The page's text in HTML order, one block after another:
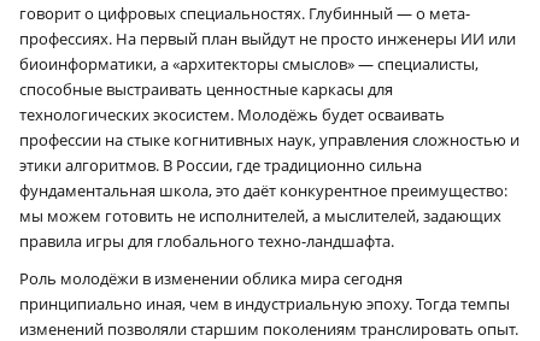
говорит о цифровых специальностях. Глубинный — о мета-
профессиях. На первый план выйдут не просто инженеры ИИ или
биоинформатики, а «архитекторы смыслов» — специалисты,
способные выстраивать ценностные каркасы для
технологических экосистем. Молодёжь будет осваивать
профессии на стыке когнитивных наук, управления сложностью и
этики алгоритмов. В России, где традиционно сильна
фундаментальная школа, это даёт конкурентное преимущество:
мы можем готовить не исполнителей, а мыслителей, задающих
правила игры для глобального техно-ландшафта.
Роль молодёжи в изменении облика мира сегодня
принципиально иная, чем в индустриальную эпоху. Тогда темпы
изменений позволяли старшим поколениям транслировать опыт.